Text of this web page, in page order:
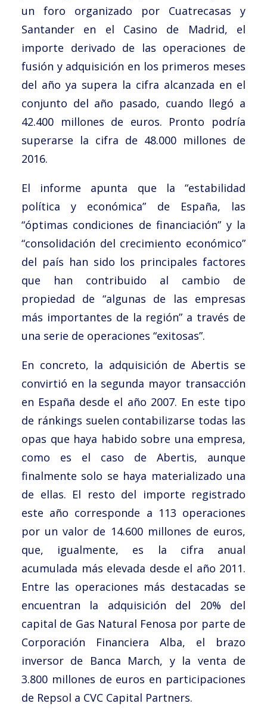
un foro organizado por Cuatrecasas y
Santander en el Casino de Madrid, el
importe derivado de las operaciones de
fusión y adquisición en los primeros meses
del año ya supera la cifra alcanzada en el
conjunto del año pasado, cuando llegó a
42.400 millones de euros. Pronto podría
superarse la cifra de 48.000 millones de
2016.
El informe apunta que la “estabilidad
política y económica” de España, las
“óptimas condiciones de financiación” y la
“consolidación del crecimiento económico”
del país han sido los principales factores
que han contribuido al cambio de
propiedad de “algunas de las empresas
más importantes de la región” a través de
una serie de operaciones “exitosas”.
En concreto, la adquisición de Abertis se
convirtió en la segunda mayor transacción
en España desde el año 2007. En este tipo
de ránkings suelen contabilizarse todas las
opas que haya habido sobre una empresa,
como es el caso de Abertis, aunque
finalmente solo se haya materializado una
de ellas. El resto del importe registrado
este año corresponde a 113 operaciones
por un valor de 14.600 millones de euros,
que, igualmente, es la cifra anual
acumulada más elevada desde el año 2011.
Entre las operaciones más destacadas se
encuentran la adquisición del 20% del
capital de Gas Natural Fenosa por parte de
Corporación Financiera Alba, el brazo
inversor de Banca March, y la venta de
3.800 millones de euros en participaciones
de Repsol a CVC Capital Partners.